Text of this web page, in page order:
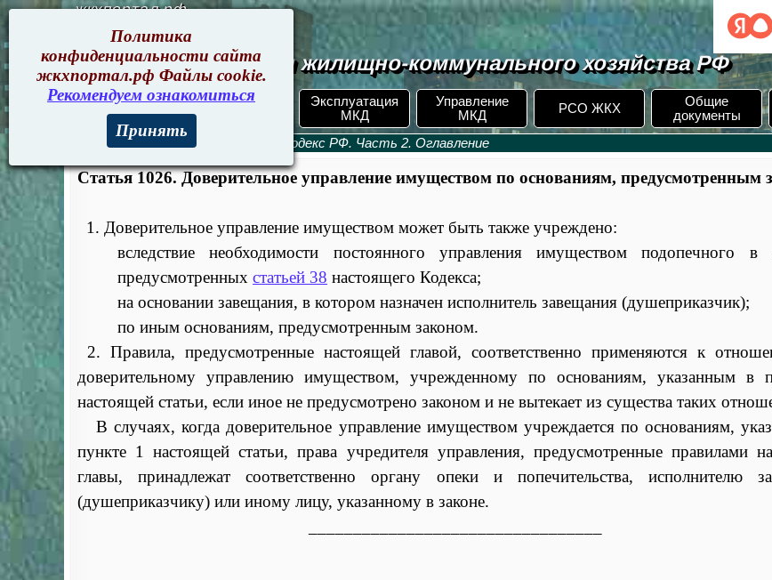
ЖКХ РФ.
Документы
Эксплуатация
МКД
Управление
МКД
РСО ЖКХ
Общие
документы
Документы жилищно-коммунального хозяйства РФ
жкхпортал.рф
Гражданский кодекс > Гражданский кодекс РФ. Часть 2. Оглавление
Статья 1026. Доверительное управление имуществом по основаниям, предусмотренным
1. Доверительное управление имуществом может быть также учреждено:
вследствие необходимости постоянного управления имуществом подопечного в
предусмотренныхстатьей 38 настоящего Кодекса;
на основании завещания, в котором назначен исполнитель завещания (душеприказчик);
по иным основаниям, предусмотренным законом.
2. Правила, предусмотренные настоящей главой, соответственно применяются к
доверительному управлению имуществом, учрежденному по основаниям, указанным в
настоящей статьи, если иное не предусмотрено законом и не вытекает из существа таких
В случаях, когда доверительное управление имуществом учреждается по основаниям,
пункте 1 настоящей статьи, права учредителя управления, предусмотренные правилами
главы, принадлежат соответственно органу опеки и попечительства, исполнителю
(душеприказчику) или иному лицу, указанному в законе.
Политика
конфиденциальности сайта
жкхпортал.рф Файлы cookie.
Рекомендуем ознакомиться
Принять